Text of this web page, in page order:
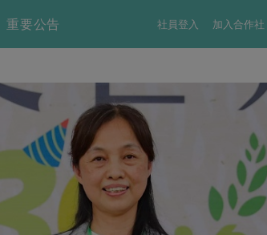
社員登入 加入合作社
重要公告